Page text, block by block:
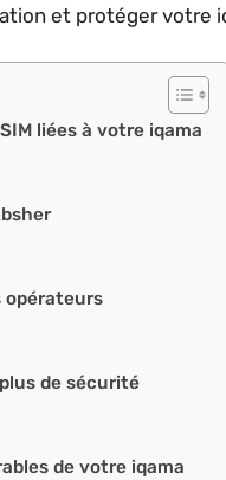
et protéger votre
liées à votre iqama
opérateurs
de sécurité
de votre iqama